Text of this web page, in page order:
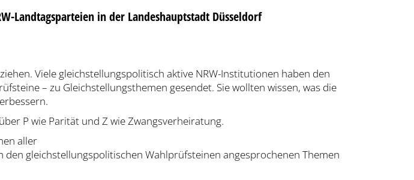
Landtagsparteien in der Landeshauptstadt Düsseldorf
Viele gleichstellungspolitisch aktive NRW-Institutionen haben den
– zu Gleichstellungsthemen gesendet. Sie wollten wissen, was die
P wie Parität und Z wie Zwangsverheiratung.
aller
gleichstellungspolitischen Wahlprüfsteinen angesprochenen Themen